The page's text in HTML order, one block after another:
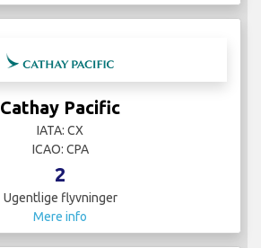
Cathay Pacific
IATA: CX
ICAO: CPA
2
Ugentlige flyvninger
Mere info